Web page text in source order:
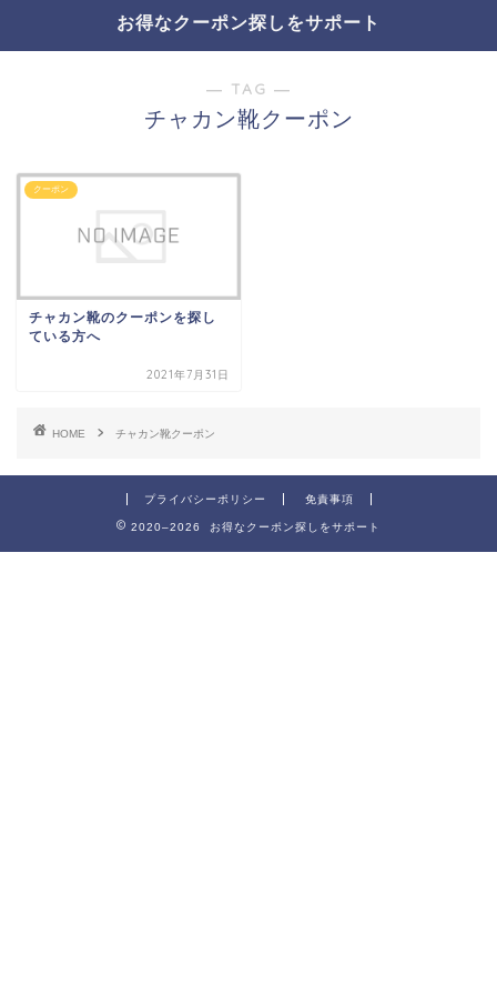
お得なクーポン探しをサポート
― TAG ―
チャカン靴クーポン
クーポン
チャカン靴のクーポンを探し
ている方へ
2021年7月31日
HOME チャカン靴クーポン
プライバシーポリシー 免責事項
2020–2026 お得なクーポン探しをサポート